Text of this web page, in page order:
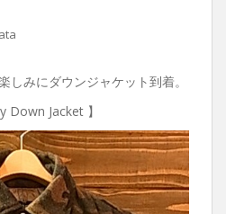
しみにダウンジャケット到着。
Down Jacket 】